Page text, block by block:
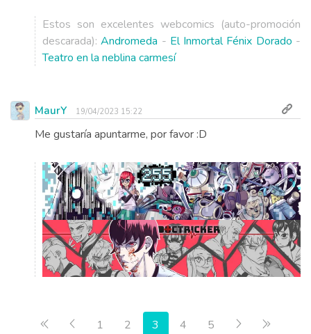
Estos son excelentes webcomics (auto-promoción
descarada):Andromeda - El Inmortal Fénix Dorado -
Teatro en la neblina carmesí
MaurY 19/04/2023 15:22
Me gustaría apuntarme, por favor :D
Primera página
Anterior
1 2 3 4 5 Siguiente